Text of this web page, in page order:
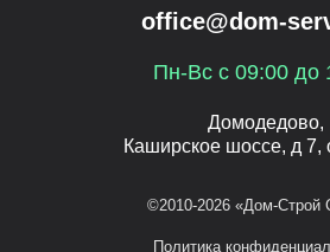
office@dom-
Пн-Вс с 09:00 до
Домодедово,
Каширское шоссе, д 7,
©2010-2026 «Дом-Строй
Политика